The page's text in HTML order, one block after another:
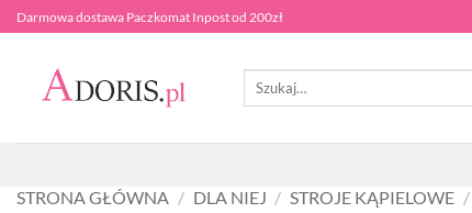
Przewiń
do
zawartości
Darmowa dostawa Paczkomat Inpost od 200zł
Szukaj:
STRONA GŁÓWNA / DLA NIEJ / STROJE KĄPIELOWE /